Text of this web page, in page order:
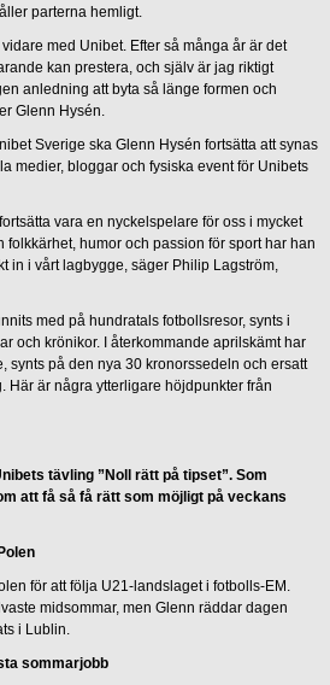
parterna hemligt.
med Unibet. Efter så många år är det
kan prestera, och själv är jag riktigt
anledning att byta så länge formen och
Glenn Hysén.
Sverige ska Glenn Hysén fortsätta att synas
medier, bloggar och fysiska event för Unibets
vara en nyckelspelare för oss i mycket
folkkärhet, humor och passion för sport har han
in i vårt lagbygge, säger Philip Lagström,
med på hundratals fotbollsresor, synts i
och krönikor. I återkommande aprilskämt har
synts på den nya 30 kronorssedeln och ersatt
Här är några ytterligare höjdpunkter från
tävling ”Noll rätt på tipset”. Som
att få så få rätt som möjligt på veckans
för att följa U21-landslaget i fotbolls-EM.
midsommar, men Glenn räddar dagen
i Lublin.
sommarjobb